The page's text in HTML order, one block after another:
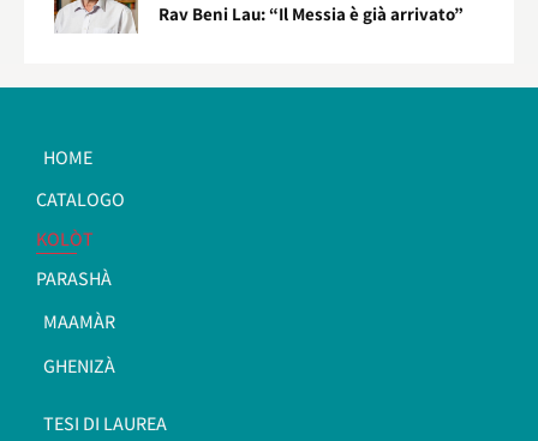
Rav Beni Lau: “Il Messia è già arrivato”
HOME
CATALOGO
KOLÒT
PARASHÀ
MAAMÀR
GHENIZÀ
TESI DI LAUREA